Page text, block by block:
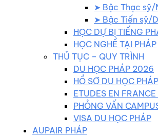
➤ Bậc Thạc sỹ/
➤ Bậc Tiến sỹ/
HỌC DỰ BỊ TIẾNG
HỌC NGHỀ TẠI PHÁP
THỦ TỤC – QUY TRÌNH
DU HỌC PHÁP 2026
HỒ SƠ DU HỌC PHÁP
ETUDES EN
PHỎNG VẤN
VISA DU HỌC PHÁP
AUPAIR PHÁP